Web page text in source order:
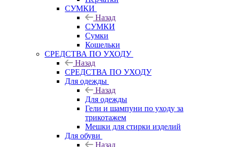
СУМКИ
Назад
СУМКИ
Сумки
Кошельки
CРЕДСТВА ПО УХОДУ
Назад
CРЕДСТВА ПО УХОДУ
Для одежды
Назад
Для одежды
Гели и шампуни по уходу за
трикотажем
Мешки для стирки изделий
Для обуви
Назад